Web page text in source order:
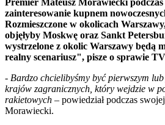
zainteresowanie kupnem
Rozmieszczone w okolicach
objęłyby Moskwę oraz Sankt
wystrzelone z okolic Warszawy będą
realny scenariusz", pisze o sprawie
- Bardzo chcielibyśmy być pierwszym
krajów zagranicznych, który wejdzie w
rakietowych – powiedział podczas
Morawiecki.